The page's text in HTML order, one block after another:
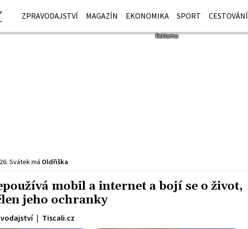
ZPRAVODAJSTVÍ MAGAZÍN EKONOMIKA SPORT CESTOVÁNÍ
. Svátek má Oldřiška
mobil a internet a bojí se o život,
jeho ochranky
| Tiscali.cz